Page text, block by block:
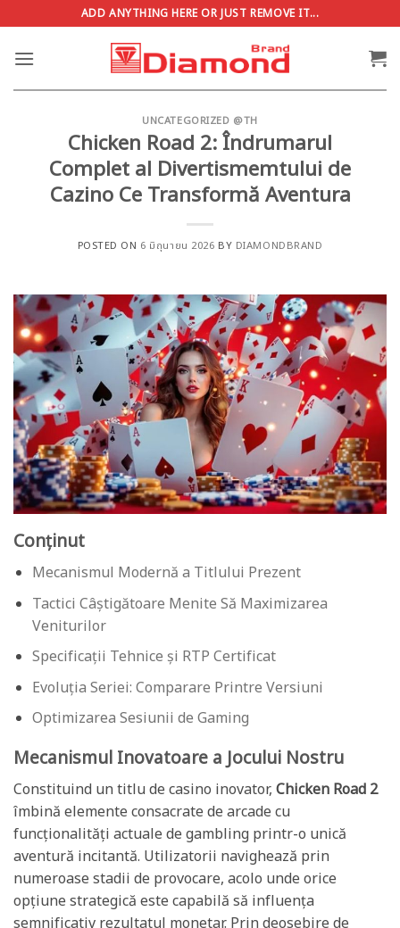
ไป
ADD ANYTHING HERE OR JUST REMOVE IT...
UNCATEGORIZED @TH
Chicken Road 2: Îndrumarul
Complet al Divertismemtului de
Cazino Ce Transformă Aventura
POSTED ON 6 มิถุนายน 2026 BY DIAMONDBRAND
Conținut
Mecanismul Modernă a Titlului Prezent
Tactici Câștigătoare Menite Să Maximizarea
Veniturilor
Specificații Tehnice și RTP Certificat
Evoluția Seriei: Comparare Printre Versiuni
Optimizarea Sesiunii de Gaming
Mecanismul Inovatoare a Jocului Nostru
Constituind un titlu de casino inovator, Chicken Road 2
îmbină elemente consacrate de arcade cu
funcționalități actuale de gambling printr-o unică
aventură incitantă. Utilizatorii navighează prin
numeroase stadii de provocare, acolo unde orice
opțiune strategică este capabilă să influența
semnificativ rezultatul monetar. Prin deosebire de